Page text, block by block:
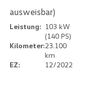
ausweisbar)
Leistung: 103 kW
(140 PS)
Kilometer:23.100
km
EZ:
12/2022